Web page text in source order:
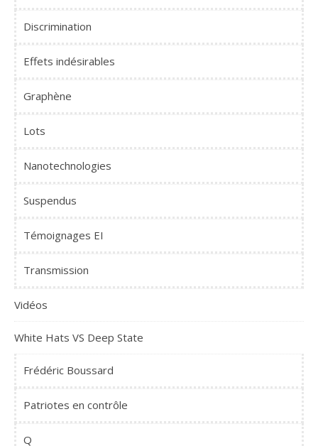
Discrimination
Effets indésirables
Graphène
Lots
Nanotechnologies
Suspendus
Témoignages EI
Transmission
Vidéos
White Hats VS Deep State
Frédéric Boussard
Patriotes en contrôle
Q